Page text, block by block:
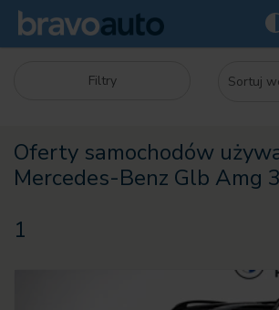
Filtry
Oferty samochodów
Mercedes-Benz Glb Amg
1